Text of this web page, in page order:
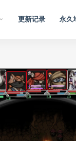
更新记录 永久